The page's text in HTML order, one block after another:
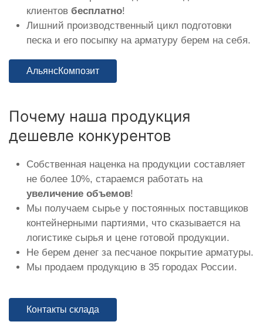
клиентов бесплатно!
Лишний производственный цикл подготовки
песка и его посыпку на арматуру берем на себя.
АльянсКомпозит
Почему наша продукция
дешевле конкурентов
Собственная наценка на продукции составляет
не более 10%, стараемся работать на
увеличение объемов!
Мы получаем сырье у постоянных поставщиков
контейнерными партиями, что сказывается на
логистике сырья и цене готовой продукции.
Не берем денег за песчаное покрытие арматуры.
Мы продаем продукцию в 35 городах России.
Контакты склада